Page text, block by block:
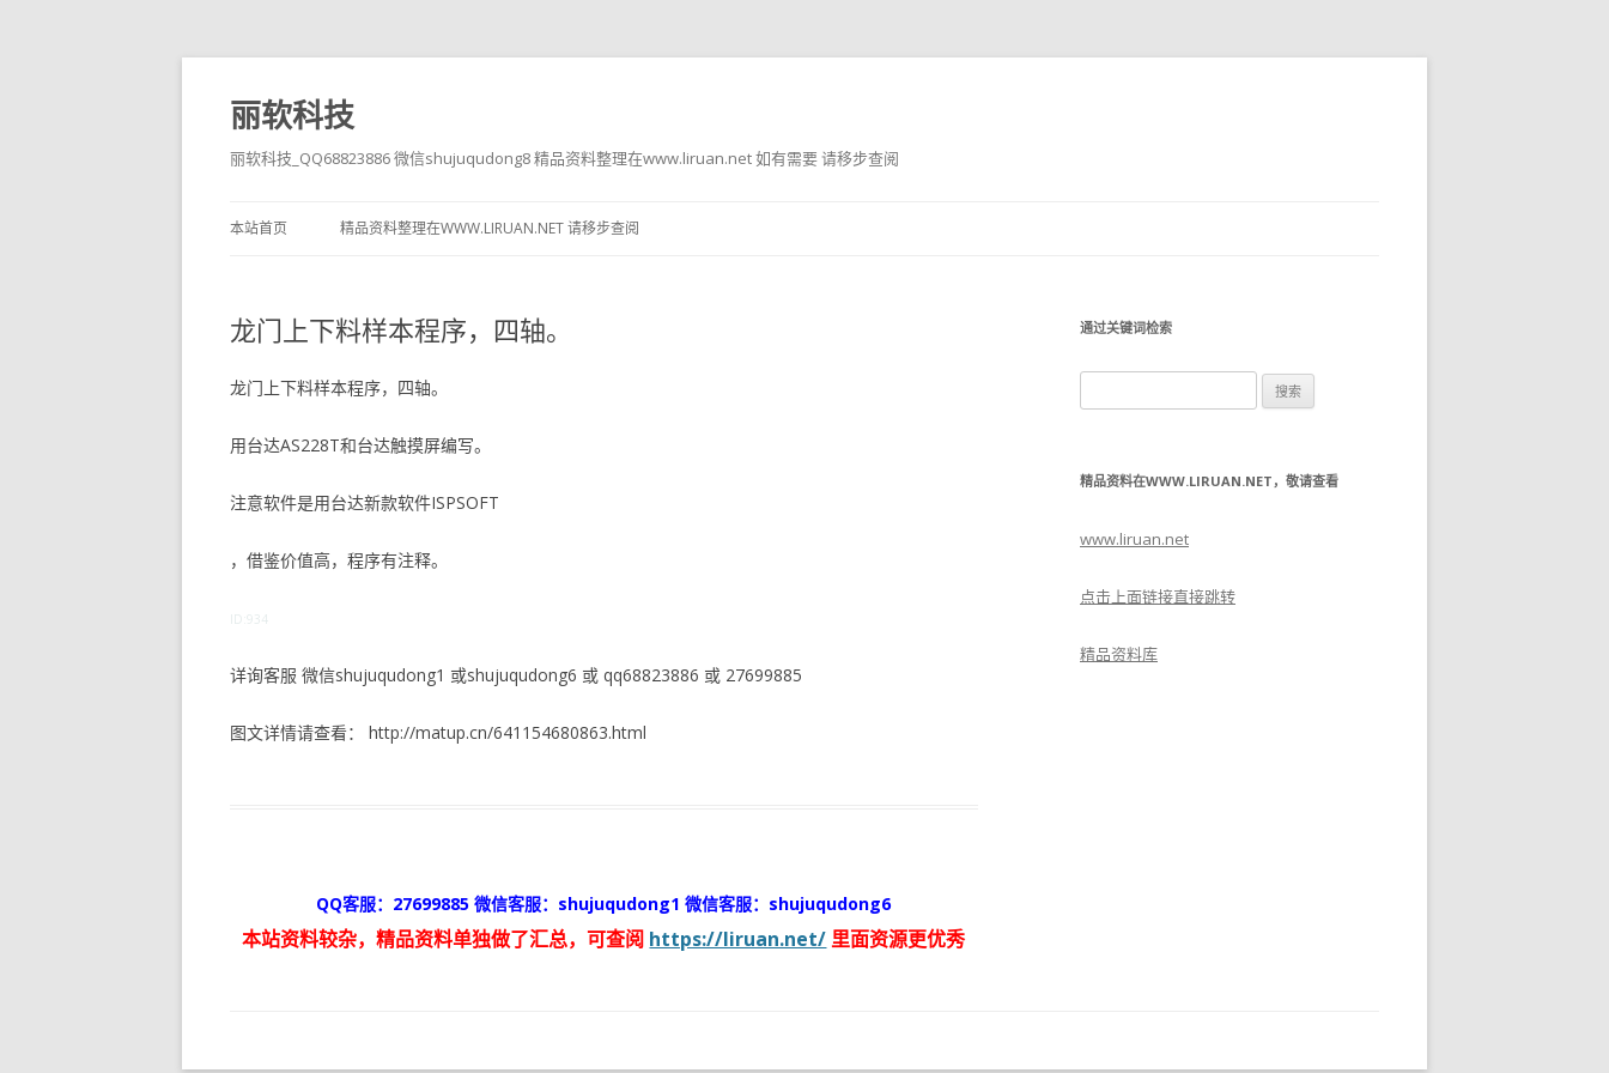
丽软科技
丽软科技_QQ68823886 微信shujuqudong8 精品资料整理在www.liruan.net 如有需要 请移步查阅
本站首页 精品资料整理在WWW.LIRUAN.NET 请移步查阅
龙门上下料样本程序，四轴。
龙门上下料样本程序，四轴。
用台达AS228T和台达触摸屏编写。
注意软件是用台达新款软件ISPSOFT
，借鉴价值高，程序有注释。
ID:934
详询客服 微信shujuqudong1 或shujuqudong6 或 qq68823886 或 27699885
图文详情请查看： http://matup.cn/641154680863.html
QQ客服：27699885 微信客服：shujuqudong1 微信客服：shujuqudong6
本站资料较杂，精品资料单独做了汇总，可查阅 https://liruan.net/ 里面资源更优秀
通过关键词检索
索：
精品资料在WWW.LIRUAN.NET，敬请查看
www.liruan.net
点击上面链接直接跳转
精品资料库